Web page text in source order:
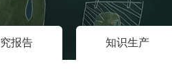
报告 知识生产